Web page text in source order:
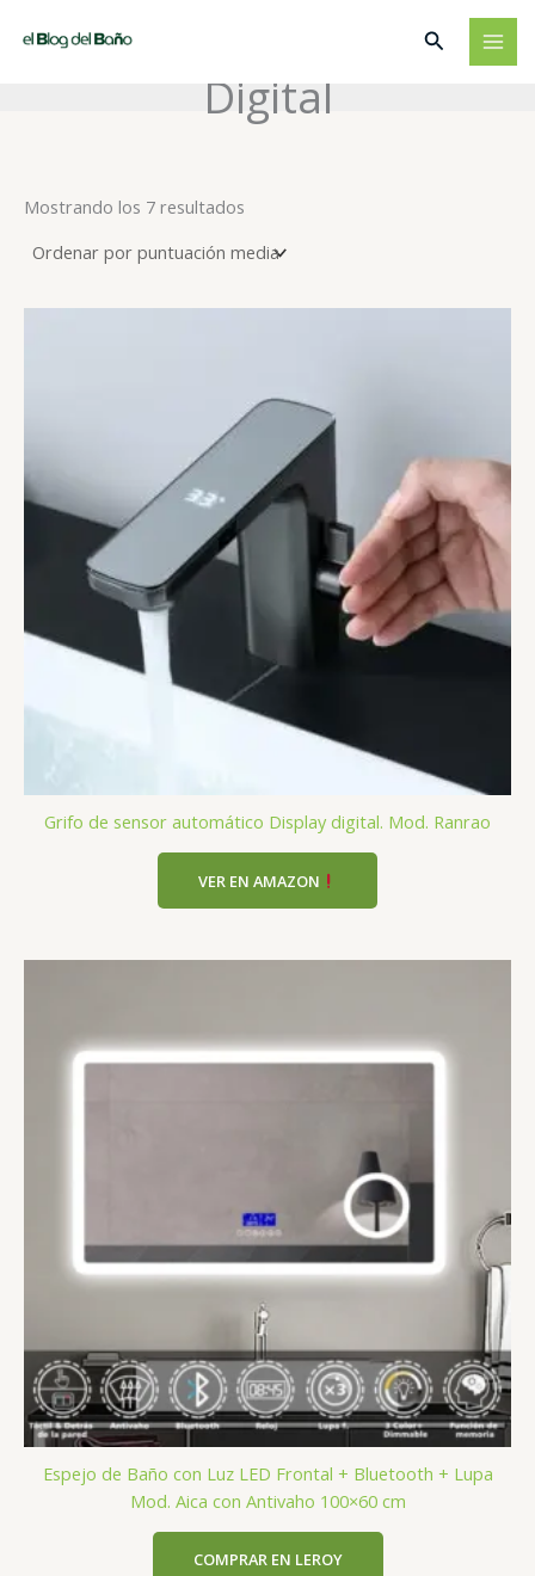
Buscar
Digital
Mostrando los 7 resultados
media
Grifo de sensor automático Display digital. Mod. Ranrao
VER EN AMAZON
Espejo de Baño con Luz LED Frontal + Bluetooth + Lupa
Mod. Aica con Antivaho 100×60 cm
COMPRAR EN LEROY